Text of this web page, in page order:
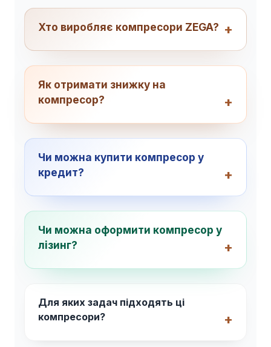
Хто виробляє компресори ZEGA?
Як отримати знижку на
компресор?
Чи можна купити компресор у
кредит?
Чи можна оформити компресор у
лізинг?
Для яких задач підходять ці
компресори?